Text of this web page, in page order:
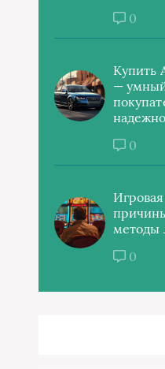
0
Купить
—
0
методы
0